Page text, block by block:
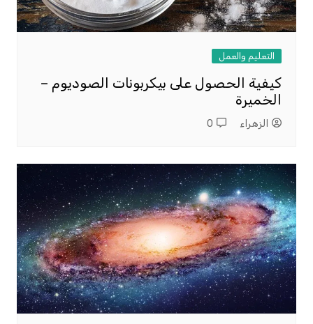
التعليم والعمل
كيفية الحصول على بيكربونات الصوديوم –
الخميرة
الزهراء 0